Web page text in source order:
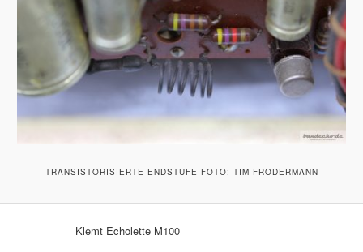
TRANSISTORISIERTE ENDSTUFE FOTO: TIM FRODERMANN
Klemt Echolette M100